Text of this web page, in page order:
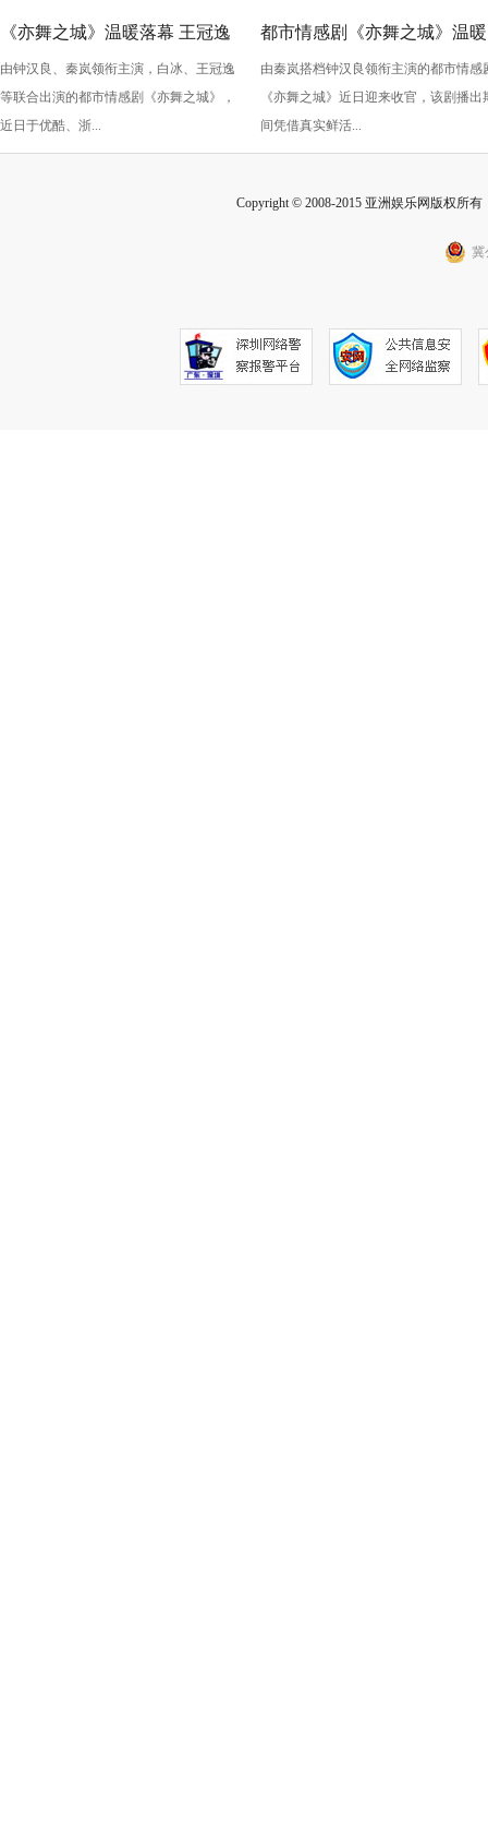
《亦舞之城》温暖落幕 王冠逸
诠释出成年人的克制与深情
由钟汉良、秦岚领衔主演，白冰、王冠逸
等联合出演的都市情感剧《亦舞之城》，
近日于优酷、浙...
都市情感剧《亦舞之城》温暖
收官 秦岚以克制感演技打动
众
由秦岚搭档钟汉良领衔主演的都市情感
《亦舞之城》近日迎来收官，该剧播出
间凭借真实鲜活...
Copyright © 2008-2015 亚洲娱乐网版权所
冀